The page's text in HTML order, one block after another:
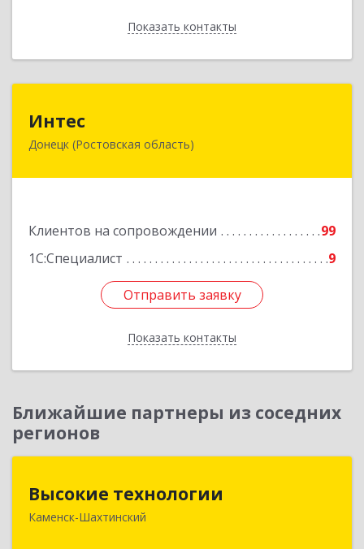
Показать контакты
Назад
Интес
Донецк (Ростовская область)
Клиентов на сопровождении
99
1С:Специалист
9
Отправить заявку
Показать контакты
346330, Ростовская обл, Донецк г, 60-й кв-л,
Отправить заявку
Назад
Ближайшие партнеры из соседних
регионов
Высокие технологии
Каменск-Шахтинский
347810, Ростовская обл, Каменск-Шахтинский г,